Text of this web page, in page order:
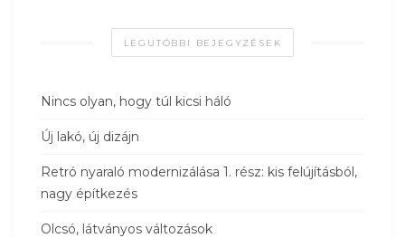
LEGUTÓBBI BEJEGYZÉSEK
Nincs olyan, hogy túl kicsi háló
Új lakó, új dizájn
Retró nyaraló modernizálása 1. rész: kis felújításból,
nagy építkezés
Olcsó, látványos változások